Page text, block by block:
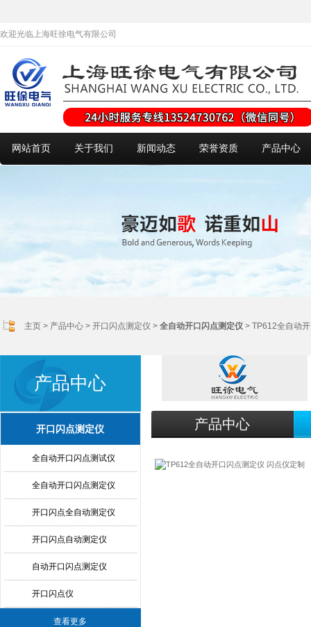
欢迎光临上海旺徐电气有限公司
网站首页 关于我们 新闻动态 荣誉资质 产品中心
主页 > 产品中心 > 开口闪点测定仪 > 全自动开口闪点测定仪 > TP612全自动
产品中心
开口闪点测定仪
全自动开口闪点测试仪
全自动开口闪点测定仪
开口闪点全自动测定仪
开口闪点自动测定仪
自动开口闪点测定仪
开口闪点仪
查看更多
产品中心